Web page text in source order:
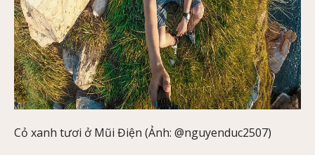
Cỏ xanh tươi ở Mũi Điện (Ảnh: @nguyenduc2507)